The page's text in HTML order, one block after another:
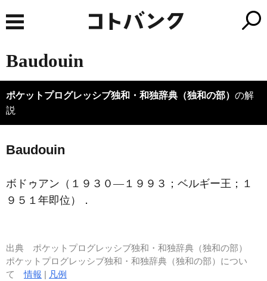
Baudouin
ポケットプログレッシブ独和・和独辞典（独和の部） の解
説
Baudouin
ボドゥアン（１９３０―１９９３；ベルギー王；１
９５１年即位）．
出典 ポケットプログレッシブ独和・和独辞典（独和の部）
ポケットプログレッシブ独和・和独辞典（独和の部）につい
て情報 | 凡例